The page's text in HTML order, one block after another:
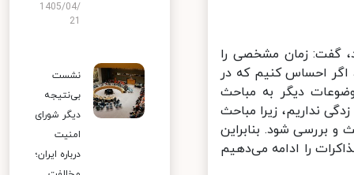
گفت: زمان مشخصی را
احساس کنیم که در
دیگر به مباحث
نداریم، زیرا مباحث
بررسی شود. بنابراین
را ادامه می‌دهیم
1405/04/
نشست
بی‌نتیجه
دیگر شورای
امنیت
درباره ایران؛